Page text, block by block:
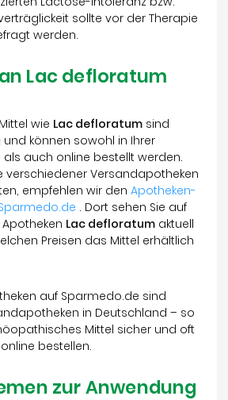
sollte vor der Therapie
werden.
Lac defloratum
wie Lac defloratum sind
können sowohl in Ihrer
auch online bestellt werden.
verschiedener Versandapotheken
empfehlen wir den Apotheken-
. Dort sehen Sie auf
Lac defloratum aktuell
Preisen das Mittel erhältlich
auf Sparmedo.de sind
in Deutschland – so
Mittel sicher und oft
bestellen.
zur Anwendung